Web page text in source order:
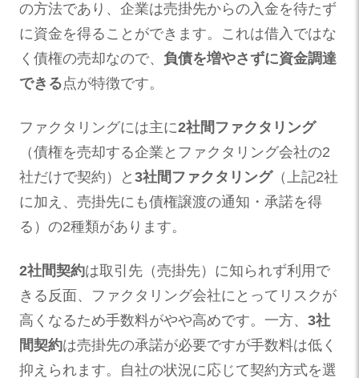
の方法であり、企業は売掛先からの入金を待たず
に資金を得ることができます。これは借入ではな
く債権の売却なので、 負債を増やさずに資金調達
できる点が特徴です。
ファクタリングには主に2社間ファクタリング
（債権を売却する企業とファクタリング会社の2
社だけで契約）と 3社間ファクタリング（上記2社
に加え、売掛先にも債権譲渡の通知・承諾を得
る）の2種類があります。
2社間契約は取引先（売掛先）に知られず利用で
きる反面、ファクタリング会社にとってリスクが
高くなるため手数料がやや高めです。一方、 3社
間契約は売掛先の承諾が必要ですが手数料は低く
抑えられます。自社の状況に応じて契約方式を選